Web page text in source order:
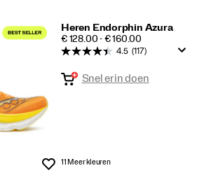
Heren Endorphin Azura
PRICE
€ 128.00 - € 160.00
Wenslijst
4.5 (117)
Snel erin doen
11 Meer kleuren